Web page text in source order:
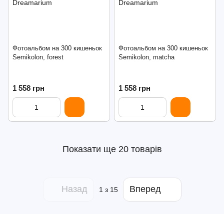
Фотоальбом на 300 кишеньок
Semikolon, forest
1 558 грн
Фотоальбом на 300 кишеньок
Semikolon, matcha
1 558 грн
Показати ще 20 товарів
Назад 1 з 15 Вперед